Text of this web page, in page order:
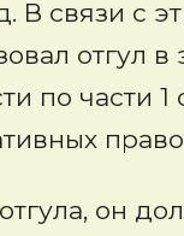
В связи с
отгул
по части 1
он